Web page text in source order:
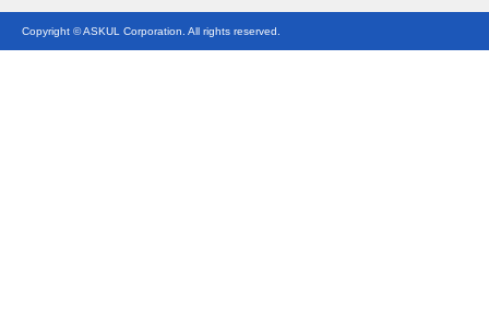
Copyright © ASKUL Corporation. All rights reserved.